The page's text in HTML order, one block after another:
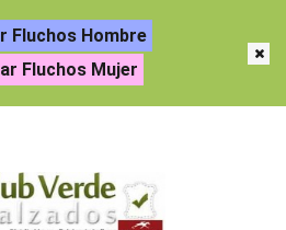
Fluchos Hombre
Fluchos Mujer